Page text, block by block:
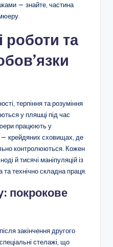
— знайте, частина
роботи та
терпіння та розуміння
у пляшці під час
працюють у
— крейдяних сховищах, де
контролюються. Кожен
й тисячі маніпуляцій із
технічно складна праця.
покрокове
закінчення другого
стелажі, що